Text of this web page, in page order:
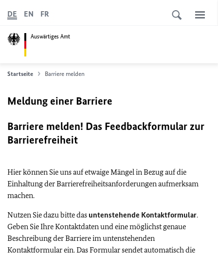
Auswärtiges Amt
DE EN FR
Startseite Barriere melden
Meldung einer Barriere
Barriere melden! Das Feedbackformular zur
Barrierefreiheit
Hier können Sie uns auf etwaige Mängel in Bezug auf die
Einhaltung der Barrierefreiheitsanforderungen aufmerksam
machen.
Nutzen Sie dazu bitte das untenstehende Kontaktformular.
Geben Sie Ihre Kontaktdaten und eine möglichst genaue
Beschreibung der Barriere im untenstehenden
Kontaktformular ein. Das Formular sendet automatisch die